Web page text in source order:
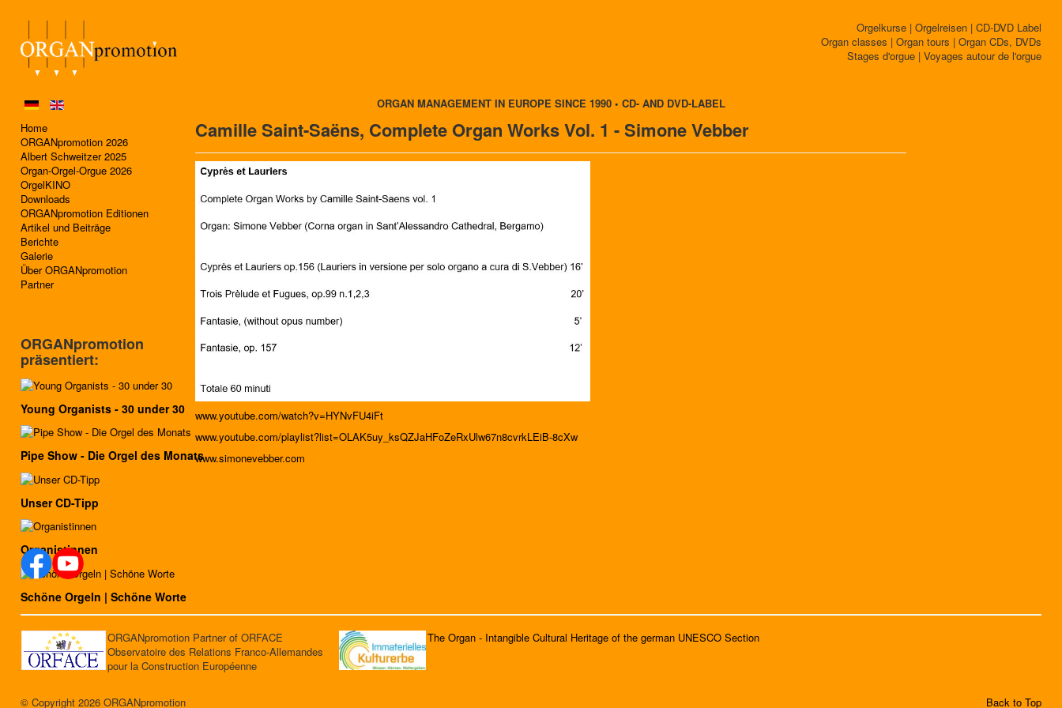
Orgelkurse | Orgelreisen | CD-DVD Label
Organ classes | Organ tours | Organ CDs, DVDs
Stages d'orgue | Voyages autour de l'orgue
Home
ORGANpromotion 2026
Albert Schweitzer 2025
Organ-Orgel-Orgue 2026
OrgelKINO
Downloads
ORGANpromotion Editionen
Artikel und Beiträge
Berichte
Galerie
Über ORGANpromotion
Partner
ORGAN MANAGEMENT IN EUROPE SINCE 1990 • CD- AND DVD-LABEL
Camille Saint-Saëns, Complete Organ Works Vol. 1 - Simone Vebber
www.youtube.com/watch?v=HYNvFU4iFt
www.youtube.com/playlist?list=OLAK5uy_ksQZJaHFoZeRxUlw67n8cvrkLEiB-8cXw
www.simonevebber.com
ORGANpromotion
präsentiert:
Young Organists - 30 under 30
Pipe Show - Die Orgel des Monats
Unser CD-Tipp
Organistinnen
Schöne Orgeln | Schöne Worte
ORGANpromotion Partner of ORFACE
Observatoire des Relations Franco-Allemandes
pour la Construction Européenne
The Organ - Intangible Cultural Heritage of the german UNESCO Section
© Copyright 2026 ORGANpromotion Back to Top